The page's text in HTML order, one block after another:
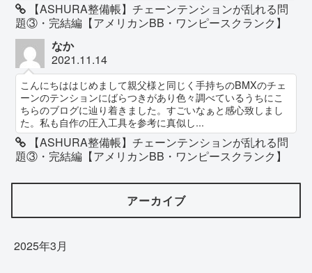
【ASHURA整備帳】チェーンテンションが乱れる問
題③・完結編【アメリカンBB・ワンピースクランク】
なか
2021.11.14
こんにちははじめまして親父様と同じく手持ちのBMXのチェ
ーンのテンションにばらつきがあり色々調べているうちにこ
ちらのブログに辿り着きました。すごいなぁと感心致しまし
た。私も自作の圧入工具を参考に真似し...
【ASHURA整備帳】チェーンテンションが乱れる問
題③・完結編【アメリカンBB・ワンピースクランク】
アーカイブ
2025年3月